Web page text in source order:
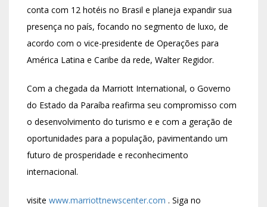
conta com 12 hotéis no Brasil e planeja expandir sua
presença no país, focando no segmento de luxo, de
acordo com o vice-presidente de Operações para
América Latina e Caribe da rede, Walter Regidor.
Com a chegada da Marriott International, o Governo
do Estado da Paraíba reafirma seu compromisso com
o desenvolvimento do turismo e e com a geração de
oportunidades para a população, pavimentando um
futuro de prosperidade e reconhecimento
internacional.
visite www.marriottnewscenter.com . Siga no